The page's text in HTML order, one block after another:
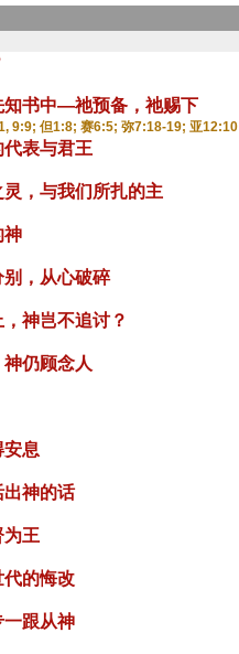
知书中—祂预备，祂赐下
9:9; 但1:8; 赛6:5; 弥7:18-19; 亚12:10
表与君王
，与我们所扎的主
神
，从心破碎
神岂不追讨？
仍顾念人
安息
出神的话
为王
代的悔改
一跟从神